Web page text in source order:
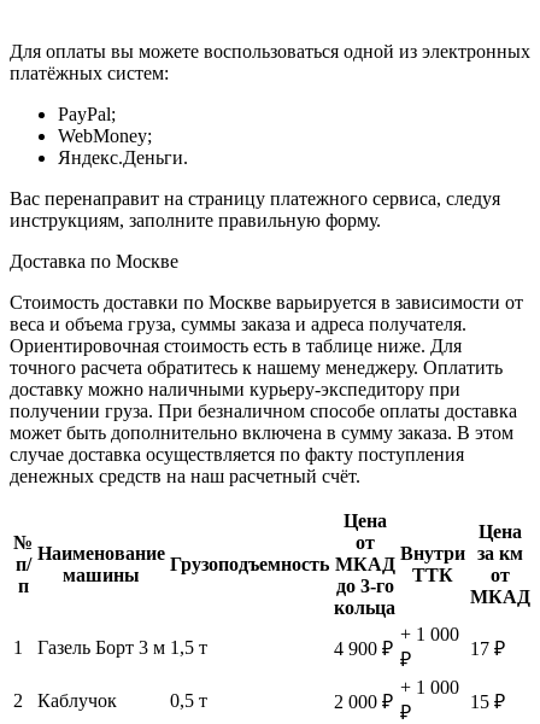
Для оплаты вы можете воспользоваться одной из электронных
платёжных систем:
PayPal;
WebMoney;
Яндекс.Деньги.
Вас перенаправит на страницу платежного сервиса, следуя
инструкциям, заполните правильную форму.
Доставка по Москве
Стоимость доставки по Москве варьируется в зависимости от
веса и объема груза, суммы заказа и адреса получателя.
Ориентировочная стоимость есть в таблице ниже. Для
точного расчета обратитесь к нашему менеджеру. Оплатить
доставку можно наличными курьеру-экспедитору при
получении груза. При безналичном способе оплаты доставка
может быть дополнительно включена в сумму заказа. В этом
случае доставка осуществляется по факту поступления
денежных средств на наш расчетный счёт.
№
п/
п
Наименование
машины
Грузоподъемность
Цена
от
МКАД
до 3-го
кольца
Внутри
ТТК
Цена
за км
от
МКАД
1 Газель Борт 3 м 1,5 т 4 900 ₽
+ 1 000
₽
17 ₽
2 Каблучок 0,5 т 2 000 ₽
+ 1 000
₽
15 ₽